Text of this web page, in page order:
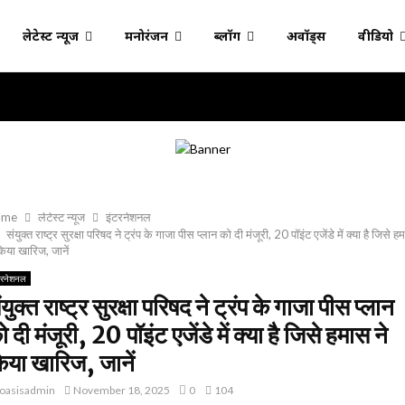
लेटेस्ट न्यूज मनोरंजन ब्लॉग अवॉर्ड्स वीडियो
लेटेस्ट न्यूज
इंटरनेशनल
संयुक्त राष्ट्र सुरक्षा परिषद ने ट्रंप के गाजा पीस प्लान को दी मंजूरी, 20 पॉइंट एजेंडे में क्या है जिसे
खारिज, जानें
राष्ट्र सुरक्षा परिषद ने ट्रंप के गाजा पीस प्लान
दी मंजूरी, 20 पॉइंट एजेंडे में क्या है जिसे हमास ने
खारिज, जानें
oasisadmin November 18, 2025 0 104